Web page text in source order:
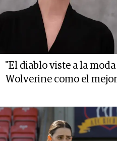
"El diablo viste a la
Wolverine como el